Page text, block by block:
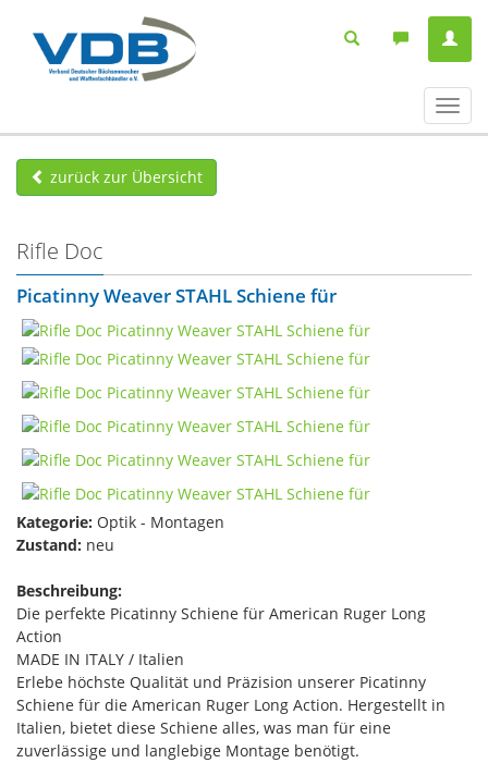
ein-/
zurück zur Übersicht
Rifle Doc
Picatinny Weaver STAHL Schiene für
Kategorie: Optik - Montagen
Zustand: neu
Beschreibung:
Die perfekte Picatinny Schiene für American Ruger Long
Action
MADE IN ITALY / Italien
Erlebe höchste Qualität und Präzision unserer Picatinny
Schiene für die American Ruger Long Action. Hergestellt in
Italien, bietet diese Schiene alles, was man für eine
zuverlässige und langlebige Montage benötigt.